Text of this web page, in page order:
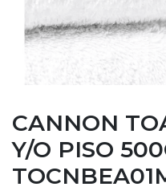
CANNON
Y/O PISO